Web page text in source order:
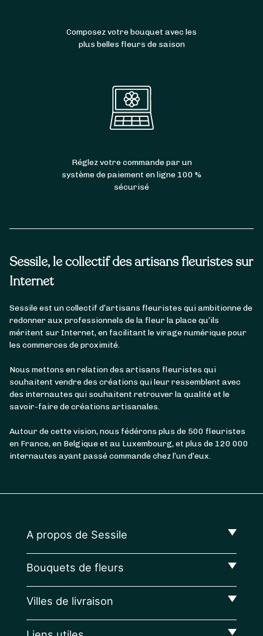
Sessile, le collectif des artisans fleuristes sur
Internet
Sessile est un collectif d’artisans fleuristes qui ambitionne de
redonner aux professionnels de la fleur la place qu’ils
méritent sur Internet, en facilitant le virage numérique pour
les commerces de proximité.
Nous mettons en relation des artisans fleuristes qui
souhaitent vendre des créations qui leur ressemblent avec
des internautes qui souhaitent retrouver la qualité et le
savoir-faire de créations artisanales.
Autour de cette vision, nous fédérons plus de 500 fleuristes
en France, en Belgique et au Luxembourg, et plus de 120 000
internautes ayant passé commande chez l’un d’eux.
Composez votre bouquet avec les
plus belles fleurs de saison
Réglez votre commande par un
système de paiement en ligne 100 %
sécurisé
A propos de Sessile
Bouquets de fleurs
Villes de livraison